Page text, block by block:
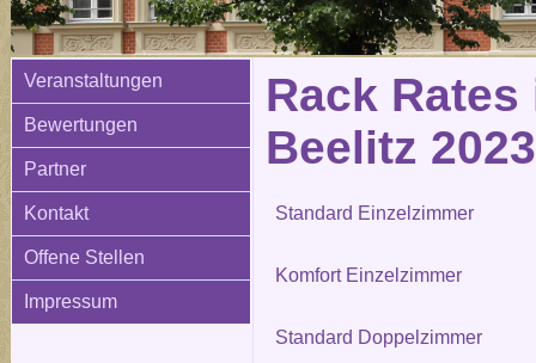
Veranstaltungen
Bewertungen
Partner
Kontakt
Offene Stellen
Impressum
Rack
Beelitz 2023
Standard Einzelzimmer
Komfort Einzelzimmer
Standard Doppelzimmer